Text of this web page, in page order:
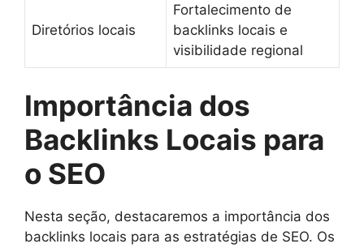
Diretórios locais
Fortalecimento de
backlinks locais e
visibilidade regional
Importância dos
Backlinks Locais para
o SEO
Nesta seção, destacaremos a importância dos
backlinks locais para as estratégias de SEO. Os